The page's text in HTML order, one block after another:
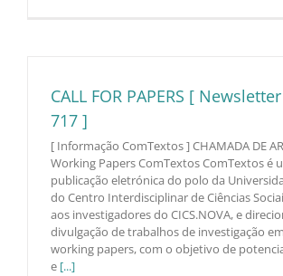
CALL FOR PAPERS [
717 ]
[ Informação ComTextos ] CHAMADA DE
Working Papers ComTextos ComTextos é
publicação eletrónica do polo da
do Centro Interdisciplinar de Ciências
aos investigadores do CICS.NOVA, e
divulgação de trabalhos de investigação
working papers, com o objetivo de
e [...]